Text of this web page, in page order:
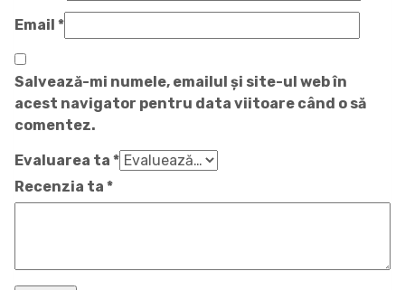
Email *
Salvează-mi numele, emailul și site-ul web în
acest navigator pentru data viitoare când o să
comentez.
Evaluarea ta *
Recenzia ta *